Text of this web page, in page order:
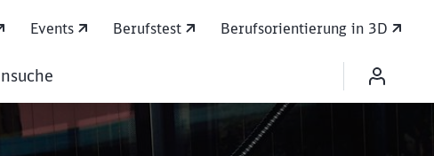
Perspektive!
Events Berufstest Berufsorientierung in 3D